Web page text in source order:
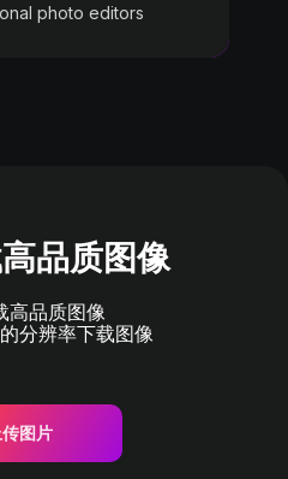
photo editors
品质图像
高品质图像
分辨率下载图像
传图片